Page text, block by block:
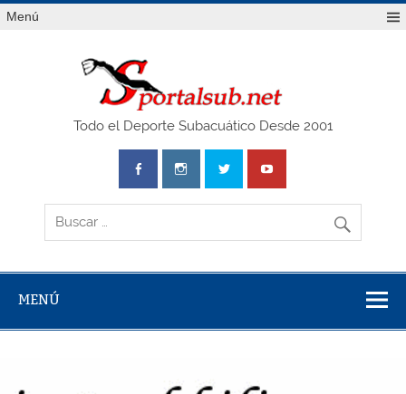
Saltar
alMenú
Todo el Deporte Subacuático Desde 2001
MENÚ